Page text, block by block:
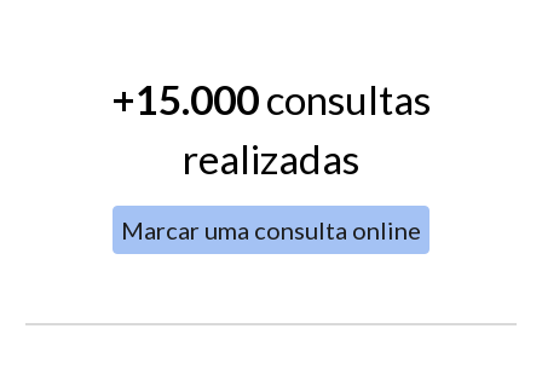
+15.000consultas
realizadas
Marcar uma consulta online